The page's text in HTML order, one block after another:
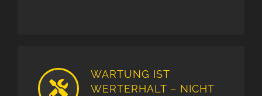
WARTUNG IST
WERTERHALT – NICHT